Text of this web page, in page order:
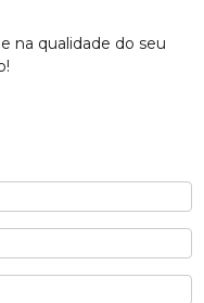
na qualidade do seu